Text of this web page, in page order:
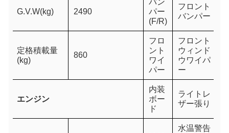
G.V.W(kg) 2490
バン
パー
(F/R)
フロント
バンパー
定格積載量
(kg)
860
フロ
ント
ワイ
パー
フロント
ウィンド
ウワイパ
ー
エンジン
内装
ボー
ド
ライトレ
ザー張り
水温警告